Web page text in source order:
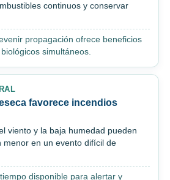
continuos y conservar
propagación ofrece beneficios
simultáneos.
favorece incendios
viento y la baja humedad pueden
menor en un evento difícil de
disponible para alertar y